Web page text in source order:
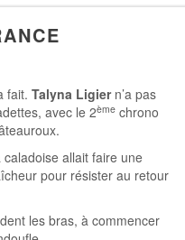
fait. Talyna Ligiern’a pas
avec le 2ème chrono
allait faire une
pour résister au retour
les bras, à commencer